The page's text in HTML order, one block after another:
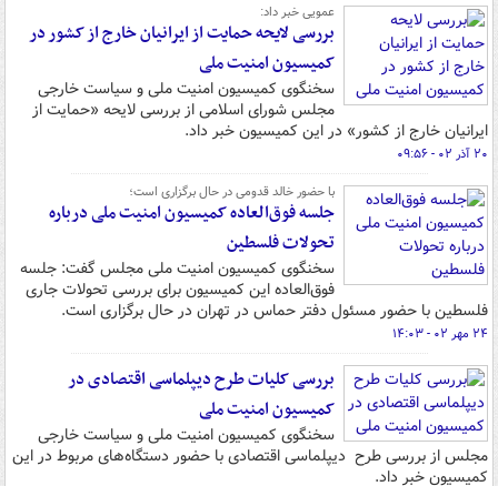
عمویی خبر داد:
بررسی لایحه حمایت از ایرانیان خارج از کشور در
کمیسیون امنیت ملی
سخنگوی کمیسیون امنیت ملی و سیاست خارجی
مجلس شورای اسلامی از بررسی لایحه «حمایت از
ایرانیان خارج از کشور» در این کمیسیون خبر داد.
۲۰ آذر ۰۲ - ۰۹:۵۶
با حضور خالد قدومی در حال برگزاری است؛
جلسه فوق‌العاده کمیسیون امنیت ملی درباره
تحولات فلسطین
سخنگوی کمیسیون امنیت ملی مجلس گفت: جلسه
فوق‌العاده این کمیسیون برای بررسی تحولات جاری
فلسطین با حضور مسئول دفتر حماس در تهران در حال برگزاری است.
۲۴ مهر ۰۲ - ۱۴:۰۳
بررسی کلیات طرح دیپلماسی اقتصادی در
کمیسیون امنیت ملی
سخنگوی کمیسیون امنیت ملی و سیاست خارجی
مجلس از بررسی طرح دیپلماسی اقتصادی با حضور دستگاه‌های مربوط در این
کمیسیون خبر داد.